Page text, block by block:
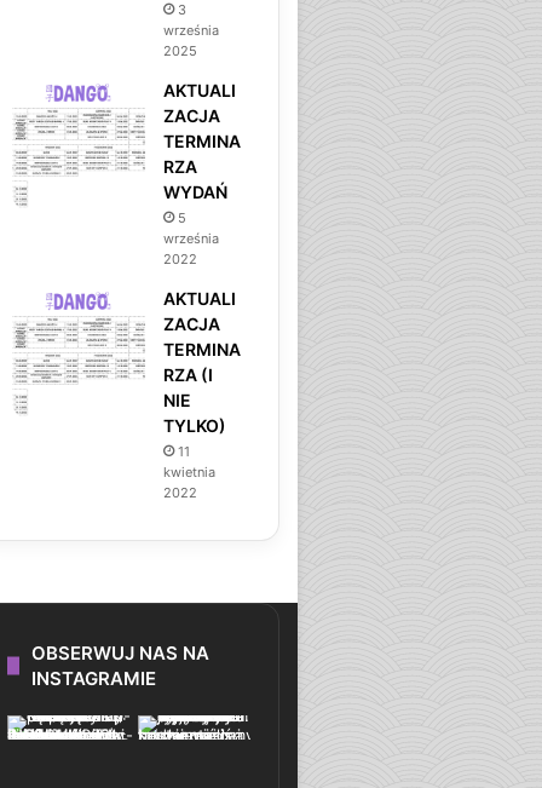
3
września
2025
AKTUALI
ZACJA
TERMINA
RZA
WYDAŃ
5
września
2022
AKTUALI
ZACJA
TERMINA
RZA (I
NIE
TYLKO)
11
kwietnia
2022
OBSERWUJ NAS NA
INSTAGRAMIE